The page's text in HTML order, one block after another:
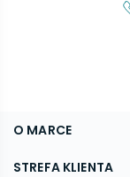
O MARCE
O nas
STREFA KLIENTA